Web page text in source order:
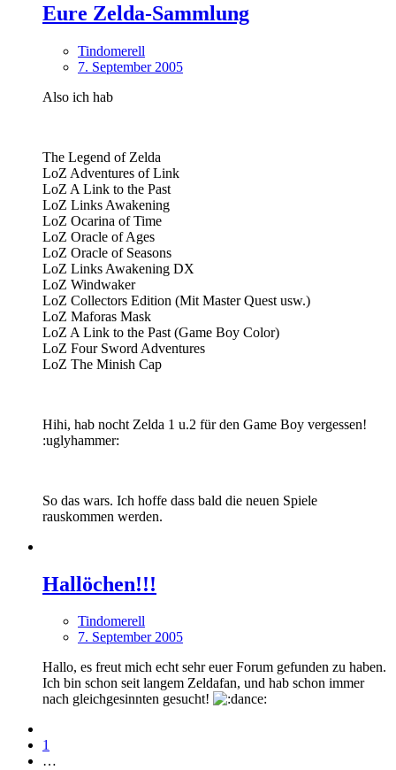
Eure Zelda-Sammlung
Tindomerell
7. September 2005
Also ich hab
The Legend of Zelda
LoZ Adventures of Link
LoZ A Link to the Past
LoZ Links Awakening
LoZ Ocarina of Time
LoZ Oracle of Ages
LoZ Oracle of Seasons
LoZ Links Awakening DX
LoZ Windwaker
LoZ Collectors Edition (Mit Master Quest usw.)
LoZ Maforas Mask
LoZ A Link to the Past (Game Boy Color)
LoZ Four Sword Adventures
LoZ The Minish Cap
Hihi, hab nocht Zelda 1 u.2 für den Game Boy vergessen!
:uglyhammer:
So das wars. Ich hoffe dass bald die neuen Spiele
rauskommen werden.
Hallöchen!!!
Tindomerell
7. September 2005
Hallo, es freut mich echt sehr euer Forum gefunden zu haben.
Ich bin schon seit langem Zeldafan, und hab schon immer
nach gleichgesinnten gesucht!
1
…